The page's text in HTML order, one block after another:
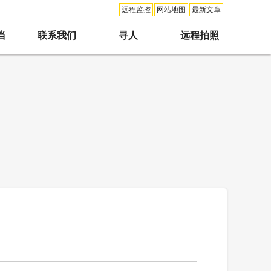
远程监控 网站地图 最新文章
远程拍照
寻人
联系我们